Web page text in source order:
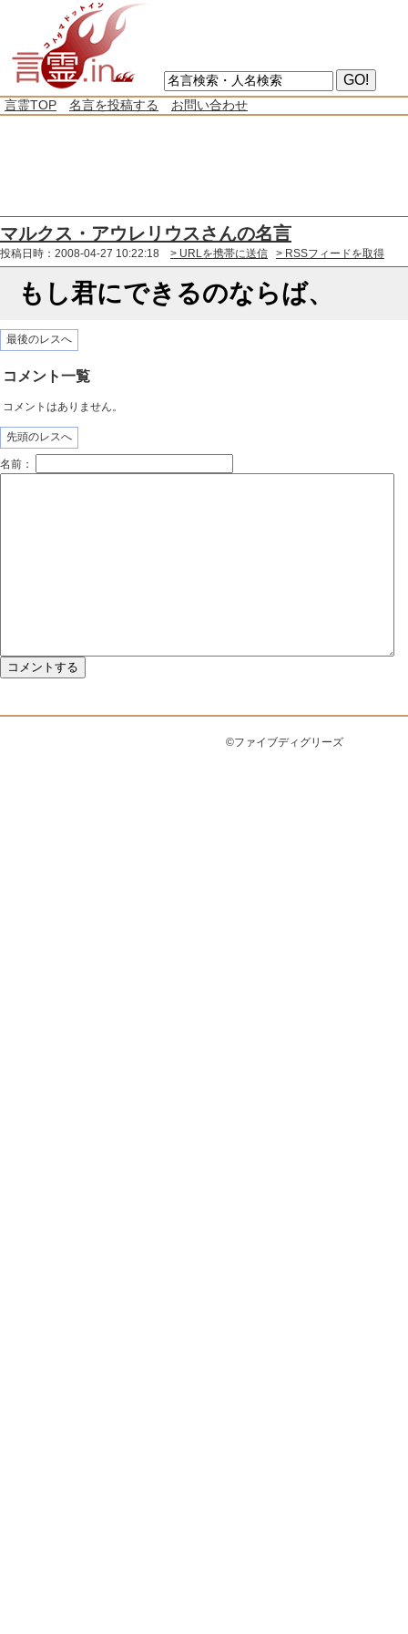
言霊TOP 名言を投稿する お問い合わせ
マルクス・アウレリウスさんの名言
投稿日時：2008-04-27 10:22:18 > URLを携帯に送信 > RSSフィードを取得
もし君にできるのならば、
最後のレスへ
コメント一覧
コメントはありません。
先頭のレスへ
名前：
©ファイブディグリーズ